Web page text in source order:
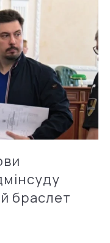
браслет